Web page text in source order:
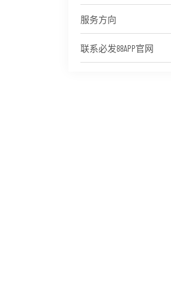
服务方向
联系必发88APP官网